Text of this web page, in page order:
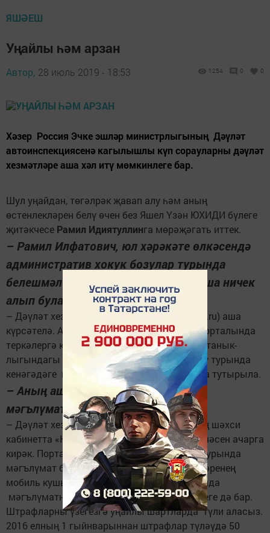
ЯШӘЕШ
Уңайлы һәм арзан
Автор, 28 июль 2019 - 18:53 1254 0 0
Хәзер Россия Эчке эшләр министрлыгының Дәүләт
автоинспекция­сенә кагылышлы күп сорауларны дәүләт
хезмәтләре аша хәл итү мөмкинлеге бар.
Шул уңайдан, төгәлрәк җавап алу һәм аның
өстенлекләрен белү өчен без Яшел Үзән ЮХИДИ бүлеге
җитәкчесе Рамил Идиятуллинга мөрәҗәгать иттек.
– Рамил Илфатович, юл хәрәкәте өлкәсендә
админис­тратив хокук бозулар турында
белешмәләрне дәүләт хезмәтләре аша ничек
алып була?
– Дәүләт хезмәте Бердәм портал (gosuslugi.ru) аша
күрсәтелә. Аның өчен башта gosuslugi.ru порталында
теркәлергә кирәк. Аннан соң машина йөртү танык­
лыгындагы һәм транспорт чарасын теркәү турында
кенәгәдәге мәгълүматларны кертеп, заявка тутырыла.
– Аның аша штрафлар турындагы
мәгълүматны да алып буламы?
– Дәүләт хезмәтләре порталында үзегезнең шәхси
кабинетта «Настройка уведомлений» бүлекчәсен ачарга
кирәк. Порталның баш битендә штрафлар турында
мәгълүмат була. Шулай ук, Дәүләт хезмәтләренең
мобиль кушымтасын куеп, штрафлар турында
мәгълүматны реаль вакытта алу мөмкинлеге дә бар.
Штрафларны үзегезгә уңайлы шартларда түли аласыз.
2016 елның 1 гыйнварыннан штрафлар түләүдә 50